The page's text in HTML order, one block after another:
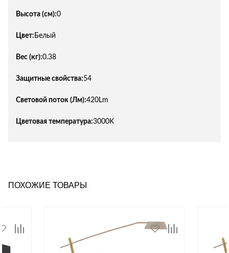
Высота (см):0
Цвет: Белый
Вес (кг):0.38
Защитные свойства:54
Световой поток (Лм):420Lm
Цветовая температура:3000K
ПОХОЖИЕ ТОВАРЫ